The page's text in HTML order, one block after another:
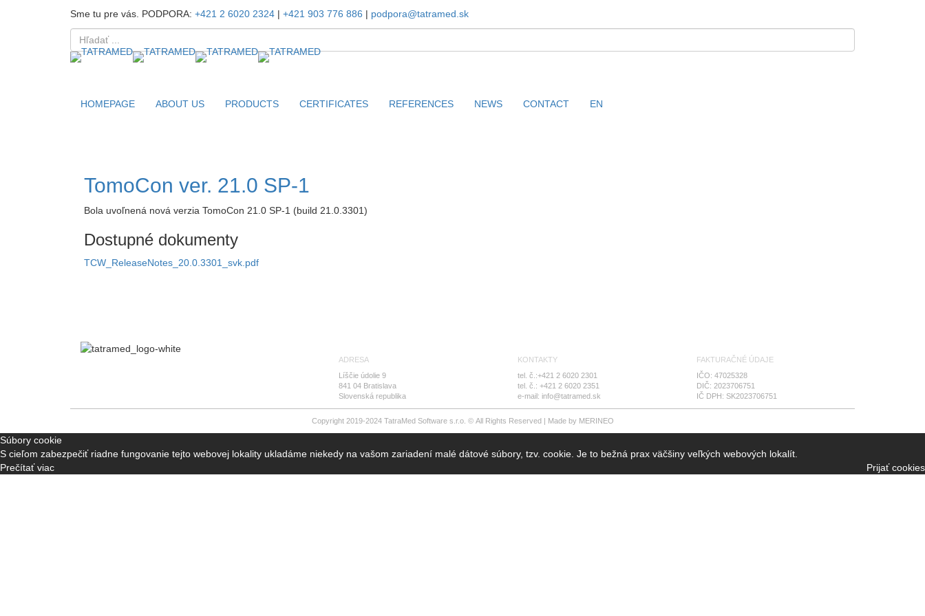
Sme tu pre vás. PODPORA: +421 2 6020 2324 | +421 903 776 886 | podpora@tatramed.sk
HOMEPAGE ABOUT US PRODUCTS CERTIFICATES REFERENCES NEWS CONTACT EN
TomoCon ver. 21.0 SP-1
Bola uvoľnená nová verzia TomoCon 21.0 SP-1 (build 21.0.3301)
Dostupné dokumenty
TCW_ReleaseNotes_20.0.3301_svk.pdf
ADRESA
Líščie údolie 9
841 04 Bratislava
Slovenská republika
KONTAKTY
tel. č.:+421 2 6020 2301
tel. č.: +421 2 6020 2351
e-mail: info@tatramed.sk
FAKTURAČNÉ ÚDAJE
IČO: 47025328
DIČ: 2023706751
IČ DPH: SK2023706751
Copyright 2019-2024 TatraMed Software s.r.o. © All Rights Reserved | Made by MERINEO
Súbory cookie
S cieľom zabezpečiť riadne fungovanie tejto webovej lokality ukladáme niekedy na vašom zariadení malé dátové súbory, tzv. cookie. Je to bežná prax väčšiny veľkých webových lokalít.
Prijať cookies
Prečítať viac